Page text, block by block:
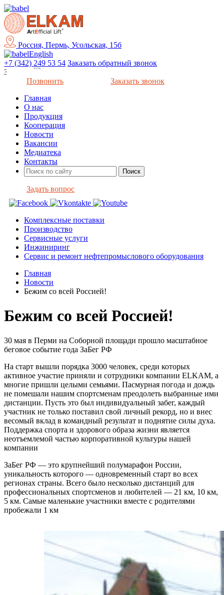
Россия, Пермь, Усольская, 15б
English
+7 (342) 249 53 54 Заказать обратный звонок
Закрыть
Позвонить
Заказать звонок
Главная
О нас
Продукция
Кооперация
Новости
Вакансии
Медиатека
Контакты
Задать вопрос
Комплексные поставки
Производство
Сервисные услуги
Инжиниринг
Сервис и ремонт нефтепромыслового оборудования
Главная
Новости
Бежим со всей Россией!
Бежим со всей Россией!
30 мая в Перми на Соборной площади прошло масштабное
беговое событие года ЗаБег РФ
На старт вышли порядка 3000 человек, среди которых
активное участие приняли и сотрудники компании ELKAM, а
многие пришли целыми семьями. Пасмурная погода и дождь
не помешали нашим спортсменам преодолеть выбранные ими
дистанции. Пусть это был индивидуальный забег, каждый
участник не только поставил свой личный рекорд, но и внес
весомый вклад в командный результат и поднятие силы духа.
Поддержка спорта и здорового образа жизни является
неотъемлемой частью корпоративной культуры нашей
компании
ЗаБег РФ — это крупнейший полумарафон России,
уникальность которого — одновременный старт во всех
регионах страны. Всего было несколько дистанций для
профессиональных спортсменов и любителей — 21 км, 10 км,
5 км. Самые маленькие участники вместе с родителями
пробежали 1 км